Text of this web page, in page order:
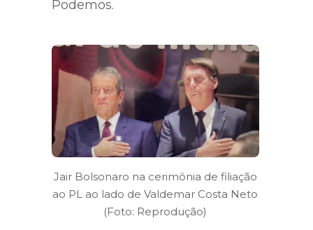
disputar a presidência pelo
ao PL ao lado de Valdemar Costa Neto